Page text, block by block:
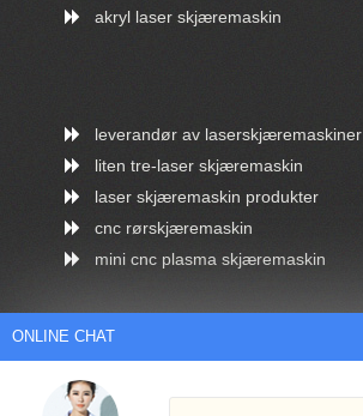
akryl laser skjæremaskin
leverandør av laserskjæremaskiner
liten tre-laser skjæremaskin
laser skjæremaskin produkter
cnc rørskjæremaskin
mini cnc plasma skjæremaskin
Arabic
ONLINE CHAT